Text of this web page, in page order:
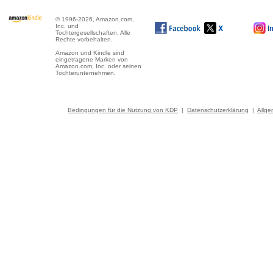
© 1996-2026, Amazon.com,
Inc. und
Tochtergesellschaften. Alle
Rechte vorbehalten.
Amazon und Kindle sind
eingetragene Marken von
Amazon.com, Inc. oder seinen
Tochterunternehmen.
Bedingungen für die Nutzung von KDP | Datenschutzerklärung |